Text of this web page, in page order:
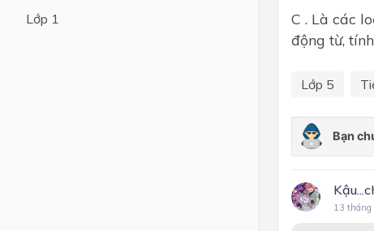
Lớp 1
C . Là các
động từ, tính
Lớp 5
13